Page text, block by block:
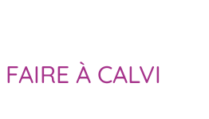
À CALVI